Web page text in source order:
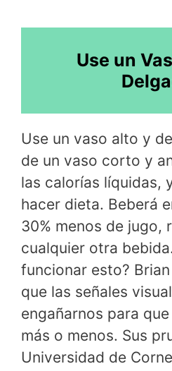
Use un
Use un vaso alto y
de un vaso corto y
las calorías líquidas,
hacer dieta. Beberá
30% menos de jugo,
cualquier otra
funcionar esto?
que las señales
engañarnos para
más o menos. Sus
Universidad de